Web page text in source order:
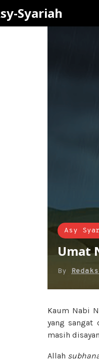
Syariah
Asy
Umat
By
Kaum Nabi
yang sangat
masih
Allah